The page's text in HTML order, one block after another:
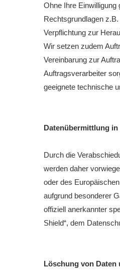
Ohne Ihre Einwilligung
Rechtsgrundlagen
Verpflichtung zur
Wir setzen zudem
Vereinbarung zur
Auftragsverarbeiter
geeignete technische
Datenübermittlung
Durch die
werden daher
oder des
aufgrund besonderer
offiziell anerkannter
Shield“, dem
Löschung von Daten